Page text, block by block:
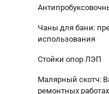
Чаны для бани:
использования
Стойки опор ЛЭП
Малярный скотч:
ремонтных работах